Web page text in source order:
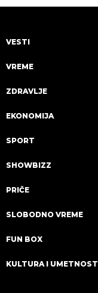
VESTI
VREME
ZDRAVLJE
EKONOMIJA
SPORT
SHOWBIZZ
PRIČE
SLOBODNO VREME
FUN BOX
KULTURA I UMETNOST